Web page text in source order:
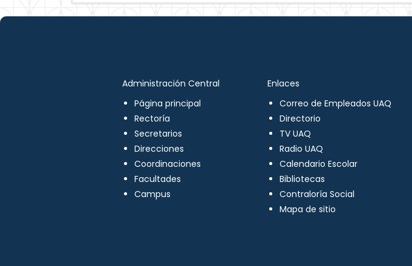
Administración Central
Página principal
Rectoría
Secretarios
Direcciones
Coordinaciones
Facultades
Campus
Enlaces
Correo de Empleados UAQ
Directorio
TV UAQ
Radio UAQ
Calendario Escolar
Bibliotecas
Contraloría Social
Mapa de sitio